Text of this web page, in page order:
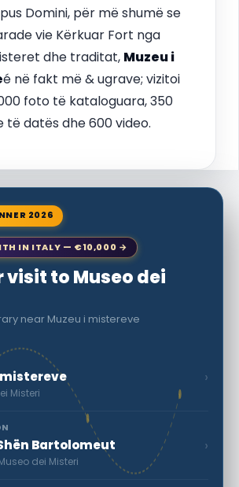
Domini, për më shumë se
vie Kërkuar Fort nga
dhe traditat, Muzeu i
é në fakt më & ugrave; vizitoi
foto të kataloguara, 350
të datës dhe 600 video.
2026
IN ITALY — €10,000 →
visit to Museo dei
near Muzeu i mistereve
Misteri
›
Bartolomeut
dei Misteri
›